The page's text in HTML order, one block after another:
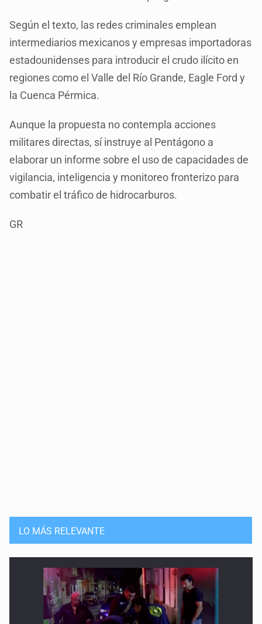
Según el texto, las redes criminales emplean
intermediarios mexicanos y empresas importadoras
estadounidenses para introducir el crudo ilícito en
regiones como el Valle del Río Grande, Eagle Ford y
la Cuenca Pérmica.
Aunque la propuesta no contempla acciones
militares directas, sí instruye al Pentágono a
elaborar un informe sobre el uso de capacidades de
vigilancia, inteligencia y monitoreo fronterizo para
combatir el tráfico de hidrocarburos.
GR
LO MÁS RELEVANTE